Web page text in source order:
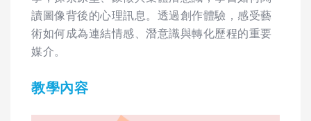
讀圖像背後的心理訊息。透過創作體驗，感受藝
術如何成為連結情感、潛意識與轉化歷程的重要
媒介。
教學內容